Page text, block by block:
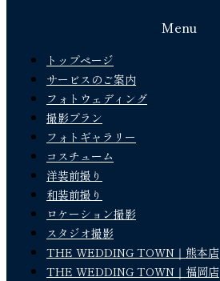
Menu
トップページ
サービスのご案内
フォトウェディング
撮影プラン
フォトギャラリー
コスチューム
洋装前撮り
和装前撮り
ロケーション撮影
スタジオ撮影
THE WEDDING TOWN｜熊本店
THE WEDDING TOWN｜福岡店